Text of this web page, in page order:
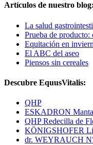
Artículos de nuestro blog:
La salud
Prueba de
Equitación en
El ABC del aseo
Piensos sin cereales
Descubre EquusVitalis:
QHP
ESKADRON Manta
QHP Redecilla de
KÖNIGSHOFER
dr. WEYRAUCH